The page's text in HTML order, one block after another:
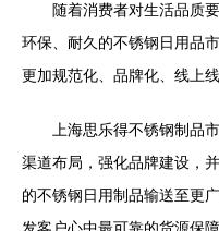
随着消费者对生活品质
环保、耐久的不锈钢日用品
更加规范化、品牌化、线上
上海思乐得不锈钢制品
渠道布局，强化品牌建设，
的不锈钢日用制品输送至更